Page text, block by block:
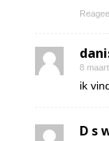
8
ik
D s